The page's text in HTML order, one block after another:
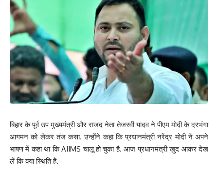
बिहार के पूर्व उप मुख्यमंत्री और राजद नेता तेजस्वी यादव ने पीएम मोदी के दरभंगा
आगमन को लेकर तंज कसा. उन्होंने कहा कि प्रधानमंत्री नरेंद्र मोदी ने अपने
भाषण में कहा था कि AIIMS चालू हो चुका है. आज प्रधानमंत्री खुद आकर देख
लें कि क्या स्थिति है.